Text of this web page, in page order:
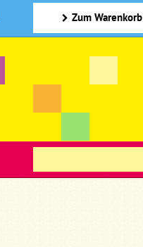
Zum Warenkorb